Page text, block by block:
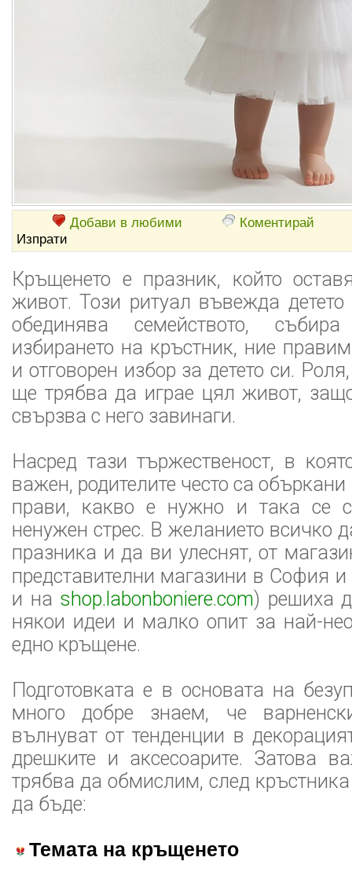
Добави в любими
Коментирай
Изпрати
Кръщенето е празник, който
живот. Този ритуал въвежда детето
обединява семейството,
избирането на кръстник, ние
и отговорен избор за детето си.
ще трябва да играе цял живот,
свързва с него завинаги.
Насред тази тържественост, в
важен, родителите често са
прави, какво е нужно и така се
ненужен стрес. В желанието всичко
празника и да ви улеснят, от
представителни магазини в София
и на shop.labonboniere.com) решиха
някои идеи и малко опит за най-
едно кръщене.
Подготовката е в основата на
много добре знаем, че
вълнуват от тенденции в
дрешките и аксесоарите. Затова
трябва да обмислим, след кръстника
да бъде:
Темата на кръщенето